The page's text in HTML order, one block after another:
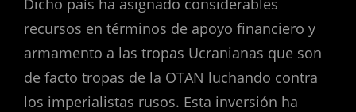
recursos en términos de apoyo financiero y
armamento a las tropas Ucranianas que son
de facto tropas de la OTAN luchando contra
los imperialistas rusos. Esta inversión ha